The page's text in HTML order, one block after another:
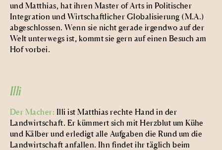
und Matthias, hat ihren Master of Arts in Politischer
Integration und Wirtschaftlicher Globalisierung (M.A.)
abgeschlossen. Wenn sie nicht gerade irgendwo auf der
Welt unterwegs ist, kommt sie gern auf einen Besuch am
Hof vorbei.
Illi
Der Macher: Illi ist Matthias rechte Hand in der
Landwirtschaft. Er kümmert sich mit Herzblut um Kühe
und Kälber und erledigt alle Aufgaben die Rund um die
Landwirtschaft anfallen. Ihn findet ihr täglich beim